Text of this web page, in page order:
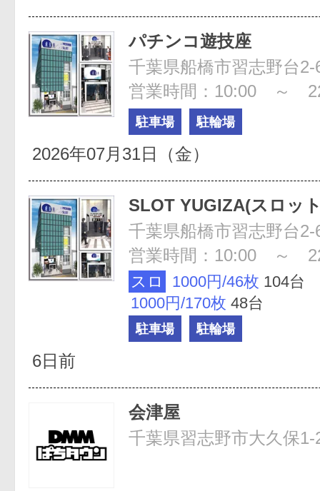
パチンコ遊技座
営業時間：10:00 ～
駐車場 駐輪場
2026年07月31日（金）
SLOT YUGIZA(スロッ
営業時間：10:00 ～
スロ 1000円/46枚 104台
1000円/170枚 48台
駐車場 駐輪場
6日前
会津屋
千葉県習志野市大久保1-